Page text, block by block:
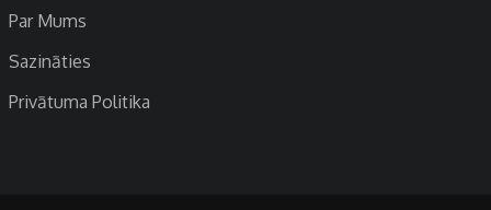
Par Mums
Sazināties
Privātuma Politika